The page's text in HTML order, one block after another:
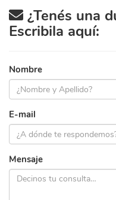
¿Tenés una
Escribila aquí:
Nombre
E-mail
Mensaje